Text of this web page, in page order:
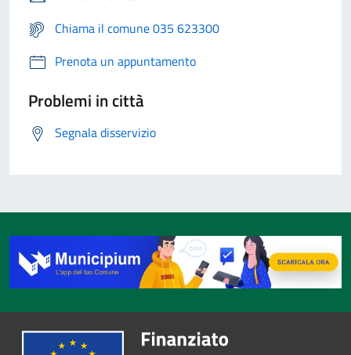
Chiama il comune 035 623300
Prenota un appuntamento
Problemi in città
Segnala disservizio